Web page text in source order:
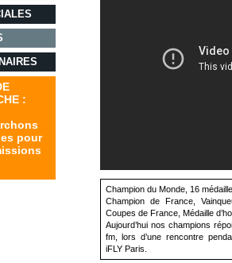
:
pour
Champion du Monde, 16
Champion de France,
Coupes de France, Médaille
Aujourd’hui nos champions
fm, lors d’une rencontre
iFLY Paris.